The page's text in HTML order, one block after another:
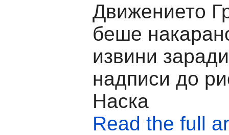
Движението
беше
извини
надписи до
Наска
Read the full